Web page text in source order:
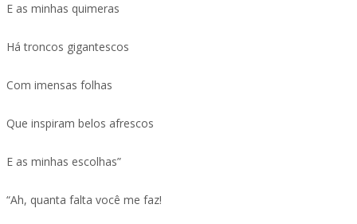
E as minhas quimeras
Há troncos gigantescos
Com imensas folhas
Que inspiram belos afrescos
E as minhas escolhas”
“Ah, quanta falta você me faz!